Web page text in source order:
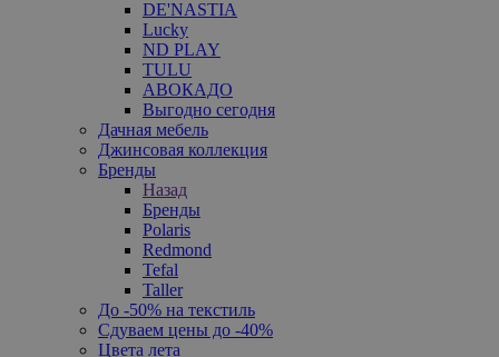
DE'NASTIA
Lucky
ND PLAY
TULU
АВОКАДО
Выгодно сегодня
Дачная мебель
Джинсовая коллекция
Бренды
Назад
Бренды
Polaris
Redmond
Tefal
Taller
До -50% на текстиль
Сдуваем цены до -40%
Цвета лета